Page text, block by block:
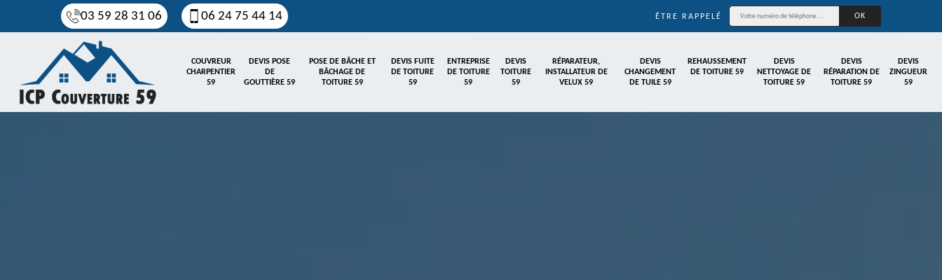
03 59 28 31 06 06 24 75 44 14 ÊTRE RAPPELÉ
COUVREUR
CHARPENTIER
59
DEVIS POSE
DE
GOUTTIÈRE 59
POSE DE BÂCHE ET
BÂCHAGE DE
TOITURE 59
DEVIS FUITE
DE TOITURE
59
ENTREPRISE
DE TOITURE
59
DEVIS
TOITURE
59
RÉPARATEUR,
INSTALLATEUR DE
VELUX 59
DEVIS
CHANGEMENT
DE TUILE 59
REHAUSSEMENT
DE TOITURE 59
DEVIS
NETTOYAGE DE
TOITURE 59
DEVIS
RÉPARATION DE
TOITURE 59
DEVIS
ZINGUEUR
59